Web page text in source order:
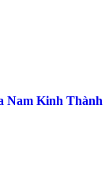
Nam Kinh Thành